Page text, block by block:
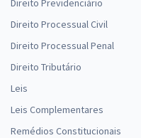
Direito Previdenciário
Direito Processual Civil
Direito Processual Penal
Direito Tributário
Leis
Leis Complementares
Remédios Constitucionais